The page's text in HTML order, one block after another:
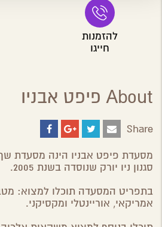
להזמנות
חייגו
About פיפט אבניו
Share
מסעדת פיפט אבניו הינה מסעדת
סגנון ניו יורק שנוסדה בשנת 2005.
בתפריט המסעדה תוכלו למצוא:
אמריקאי, אוריינטלי ומקסיקני.